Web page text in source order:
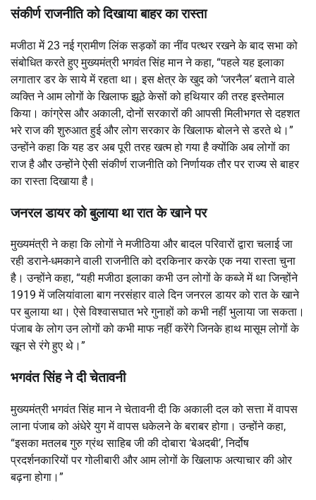
संकीर्ण राजनीति को दिखाया बाहर का रास्ता
मजीठा में 23 नई ग्रामीण लिंक सड़कों का नींव पत्थर रखने के बाद सभा को
संबोधित करते हुए मुख्यमंत्री भगवंत सिंह मान ने कहा, “पहले यह इलाका
लगातार डर के साये में रहता था। इस क्षेत्र के खुद को ‘जरनैल’ बताने वाले
व्यक्ति ने आम लोगों के खिलाफ झूठे केसों को हथियार की तरह इस्तेमाल
किया। कांग्रेस और अकाली, दोनों सरकारों की आपसी मिलीभगत से दहशत
भरे राज की शुरुआत हुई और लोग सरकार के खिलाफ बोलने से डरते थे।”
उन्होंने कहा कि यह डर अब पूरी तरह खत्म हो गया है क्योंकि अब लोगों का
राज है और उन्होंने ऐसी संकीर्ण राजनीति को निर्णायक तौर पर राज्य से बाहर
का रास्ता दिखाया है।
जनरल डायर को बुलाया था रात के खाने पर
मुख्यमंत्री ने कहा कि लोगों ने मजीठिया और बादल परिवारों द्वारा चलाई जा
रही डराने-धमकाने वाली राजनीति को दरकिनार करके एक नया रास्ता चुना
है। उन्होंने कहा, “यही मजीठा इलाका कभी उन लोगों के कब्जे में था जिन्होंने
1919 में जलियांवाला बाग नरसंहार वाले दिन जनरल डायर को रात के खाने
पर बुलाया था। ऐसे विश्वासघात भरे गुनाहों को कभी नहीं भुलाया जा सकता।
पंजाब के लोग उन लोगों को कभी माफ नहीं करेंगे जिनके हाथ मासूम लोगों के
खून से रंगे हुए थे।”
भगवंत सिंह ने दी चेतावनी
मुख्यमंत्री भगवंत सिंह मान ने चेतावनी दी कि अकाली दल को सत्ता में वापस
लाना पंजाब को अंधेरे युग में वापस धकेलने के बराबर होगा। उन्होंने कहा,
“इसका मतलब गुरु ग्रंथ साहिब जी की दोबारा ‘बेअदबी’, निर्दोष
प्रदर्शनकारियों पर गोलीबारी और आम लोगों के खिलाफ अत्याचार की ओर
बढ़ना होगा।”